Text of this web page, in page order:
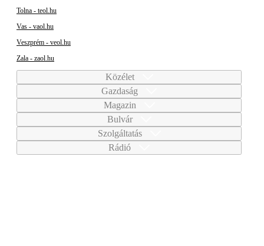
Tolna - teol.hu
Vas - vaol.hu
Veszprém - veol.hu
Zala - zaol.hu
Közélet
Gazdaság
Magazin
Bulvár
Szolgáltatás
Rádió